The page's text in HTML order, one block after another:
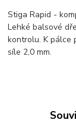
Stiga Rapid -
Lehké balsové
kontrolu. K pálce
síle 2,0 mm.